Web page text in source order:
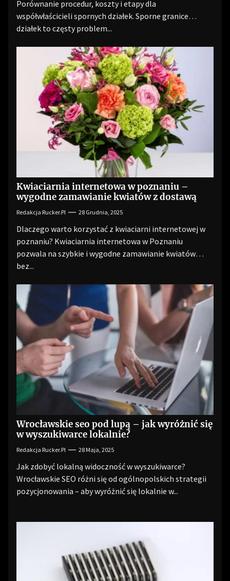
Porównanie procedur, koszty i etapy dla
współwłaścicieli spornych działek. Sporne granice
działek to częsty problem...
Kwiaciarnia internetowa w poznaniu –
wygodne zamawianie kwiatów z dostawą
Redakcja Rucker.pl 28 Grudnia, 2025
Dlaczego warto korzystać z kwiaciarni internetowej w
poznaniu? Kwiaciarnia internetowa w Poznaniu
pozwala na szybkie i wygodne zamawianie kwiatów
bez...
Wrocławskie seo pod lupą – jak wyróżnić się
w wyszukiwarce lokalnie?
Redakcja Rucker.pl 28 Maja, 2025
Jak zdobyć lokalną widoczność w wyszukiwarce?
Wrocławskie SEO różni się od ogólnopolskich strategii
pozycjonowania – aby wyróżnić się lokalnie w...